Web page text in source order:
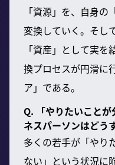
「資源」を、自身
変換していく。そし
「資産」として実
換プロセスが円滑に
ア」である。
Q. 「やりたいこと
ネスパーソンはどう
多くの若手が「やり
ない」という状況に